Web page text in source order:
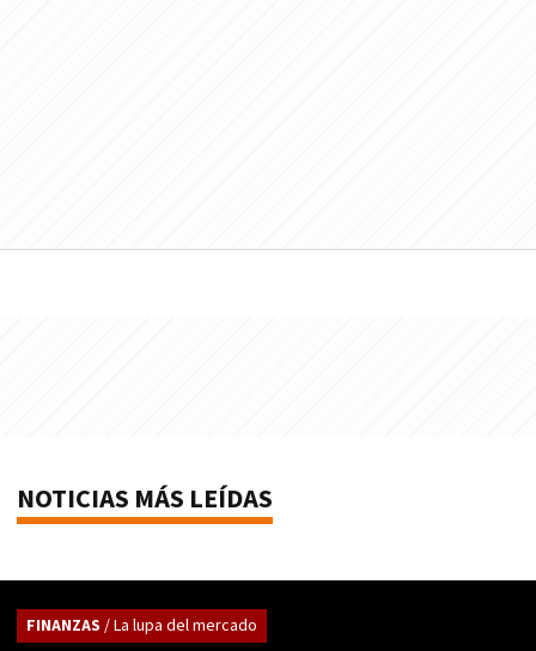
NOTICIAS MÁS LEÍDAS
FINANZAS / La lupa del mercado